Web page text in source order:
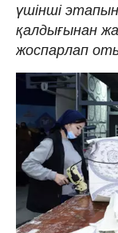
үшінші
қалдығынан
жоспарлап